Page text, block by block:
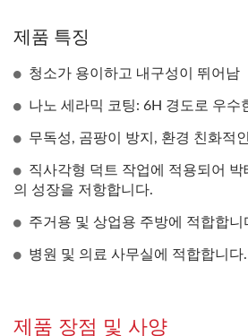
제품 특징
청소가 용이하고 내구성이 뛰어남
나노 세라믹 코팅: 6H 경도로 우수
무독성, 곰팡이 방지, 환경 친화적
직사각형 덕트 작업에 적용되어
의 성장을 저항합니다.
주거용 및 상업용 주방에 적합합니
병원 및 의료 사무실에 적합합니다.
제품 장점 및 사양